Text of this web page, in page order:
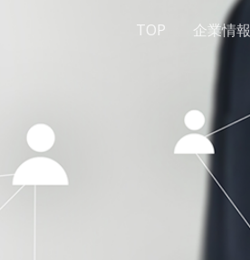
TOP 企業情報